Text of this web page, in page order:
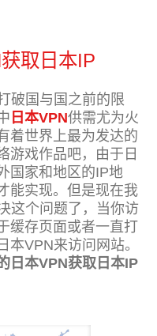
取日本IP
破国与国之前的限
日本VPN供需尤为火
着世界上最为发达的
游戏作品吧，由于日
国家和地区的IP地
能实现。但是现在我
这个问题了，当你访
缓存页面或者一直打
本VPN来访问网站。
日本VPN获取日本IP